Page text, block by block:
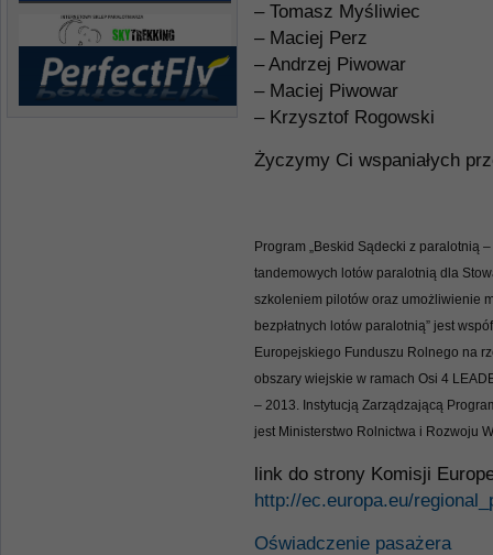
– Tomasz Myśliwiec
– Maciej Perz
– Andrzej Piwowar
– Maciej Piwowar
– Krzysztof Rogowski
Życzymy Ci wspaniałych
Program „Beskid Sądecki z paralotnią
tandemowych lotów paralotnią dla
szkoleniem pilotów oraz umożliwienie
bezpłatnych lotów paralotnią” jest
Europejskiego Funduszu Rolnego na
obszary wiejskie w ramach Osi 4
– 2013. Instytucją Zarządzającą
jest Ministerstwo Rolnictwa i Rozwoju
link do strony Komisji
http://ec.europa.eu/
Oświadczenie pasażera